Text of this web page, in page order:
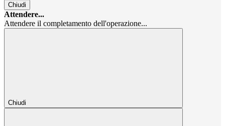
Chiudi
Attendere...
Attendere il completamento dell'operazione...
Chiudi